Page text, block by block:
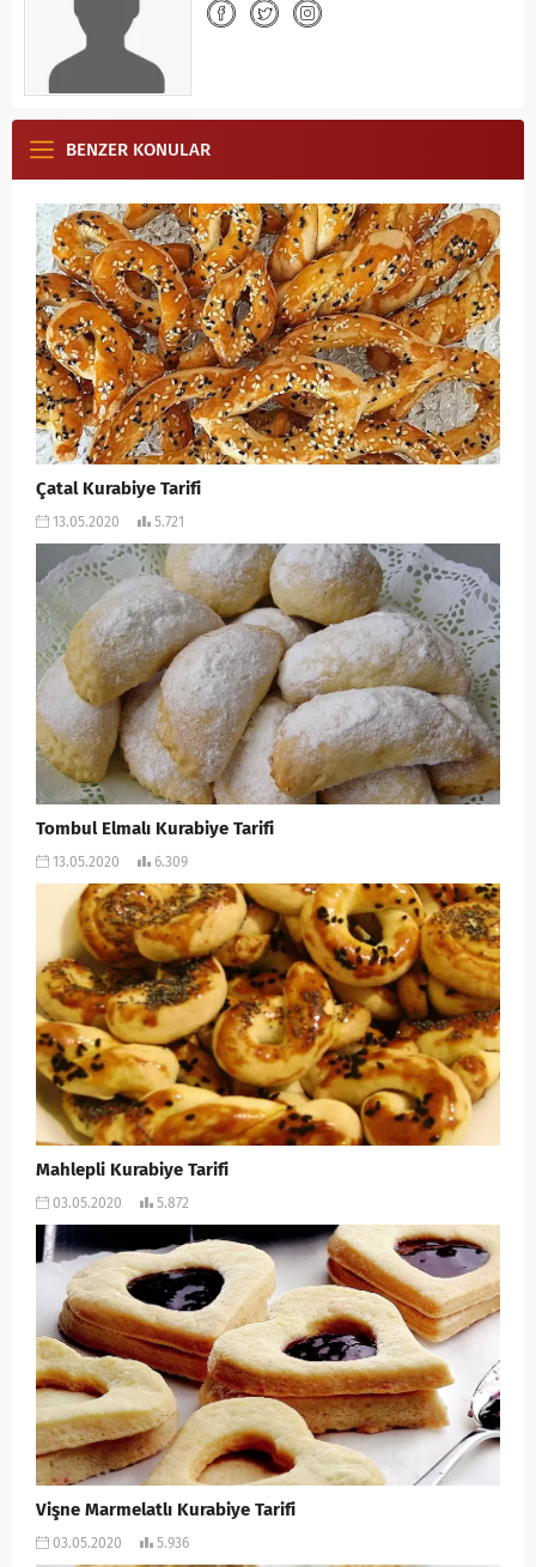
BENZER KONULAR
Çatal Kurabiye Tarifi
13.05.2020 5.721
Tombul Elmalı Kurabiye Tarifi
13.05.2020 6.309
Mahlepli Kurabiye Tarifi
03.05.2020 5.872
Vişne Marmelatlı Kurabiye Tarifi
03.05.2020 5.936